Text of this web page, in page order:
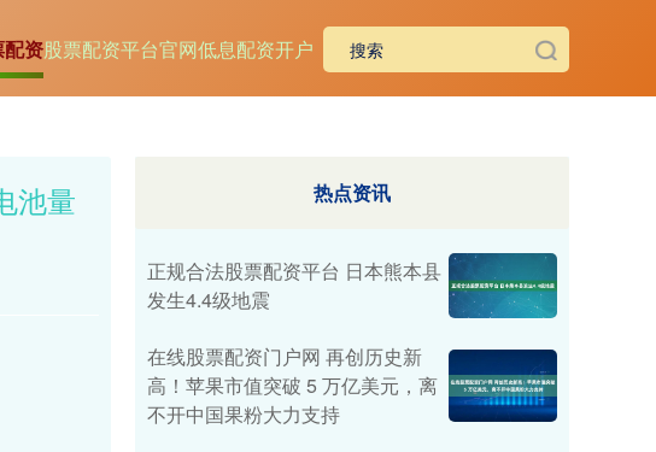
资股票配资平台官网低息配资开户
池量
热点资讯
正规合法股票配资平台 日本熊本县
发生4.4级地震
在线股票配资门户网 再创历史新
高！苹果市值突破 5 万亿美元，离
不开中国果粉大力支持